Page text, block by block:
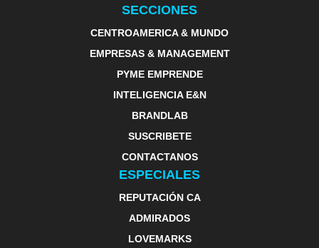
SECCIONES
CENTROAMERICA & MUNDO
EMPRESAS & MANAGEMENT
PYME EMPRENDE
INTELIGENCIA E&N
BRANDLAB
SUSCRIBETE
CONTACTANOS
ESPECIALES
REPUTACIÓN CA
ADMIRADOS
LOVEMARKS